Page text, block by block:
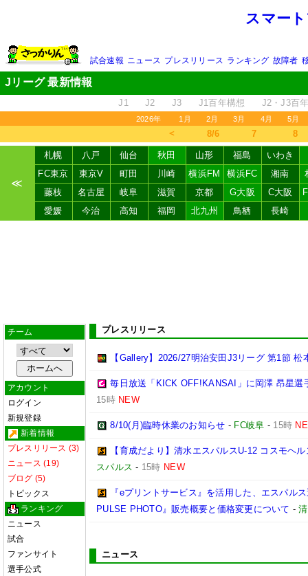
スマー
試合速報 ニュース プレスリリース ランキング 故障者
Jリーグ 最新情報
J1 J2 J3 J1百年構想 J2・J3百
2026年 1月 2月 3月 4月 5月
＜ 8/6 7 8
≪
札幌 八戸 仙台 秋田 山形 福島
いわき
FC東京
東京V 町田 川崎 横浜FM 横浜FC 湘南
藤枝
名古屋 岐阜 滋賀 京都 G大阪 C大阪
愛媛
今治 高知 福岡 北九州 鳥栖 長崎
チーム
アカウント
ログイン
新規登録
新着情報
プレスリリース (3)
ニュース (19)
ブログ (5)
トピックス
ランキング
ニュース
試合
ファンサイト
選手公式
プレスリリース
【Gallery】2026/27明治安田J3リーグ 第1節 松
毎日放送「KICK OFF!KANSAI」に岡澤 昂星選
15時 NEW
8/10(月)臨時休業のお知らせ - FC岐阜 - 15時
【育成だより】清水エスパルスU-12 コスモヘ
スパルス - 15時 NEW
『eプリントサービス』を活用した、エスパル
PULSE PHOTO』販売概要と価格変更について -
ニュース